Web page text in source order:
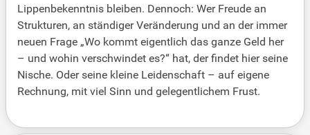
Lippenbekenntnis bleiben. Dennoch: Wer Freude an
Strukturen, an ständiger Veränderung und an der immer
neuen Frage „Wo kommt eigentlich das ganze Geld her
– und wohin verschwindet es?“ hat, der findet hier seine
Nische. Oder seine kleine Leidenschaft – auf eigene
Rechnung, mit viel Sinn und gelegentlichem Frust.